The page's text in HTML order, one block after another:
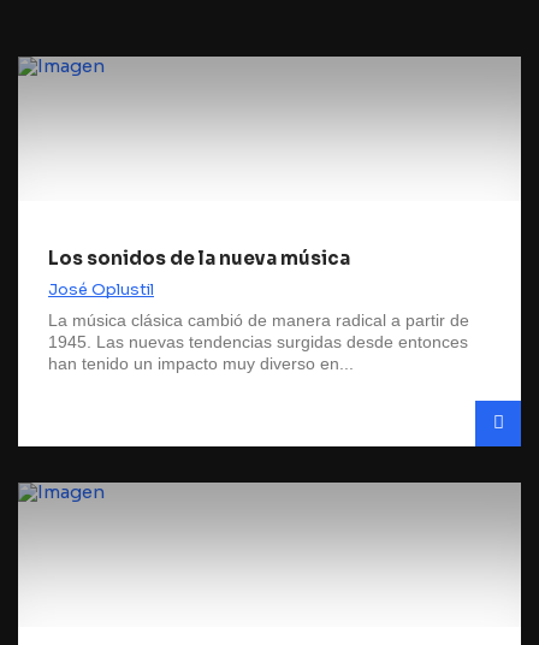
Los sonidos de la nueva música
José Oplustil
La música clásica cambió de manera radical a partir de
1945. Las nuevas tendencias surgidas desde entonces
han tenido un impacto muy diverso en...